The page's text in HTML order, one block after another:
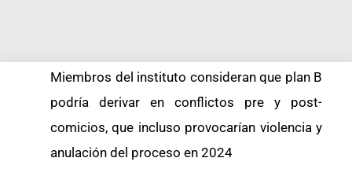
Miembros del instituto consideran que plan B
podría derivar en conflictos pre y post-
comicios, que incluso provocarían violencia y
anulación del proceso en 2024